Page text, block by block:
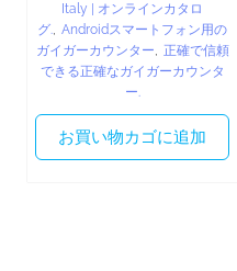
Italy | オンラインカタロ
グ., Androidスマートフォン用の
ガイガーカウンター, 正確で信頼
できる正確なガイガーカウンタ
ー.
お買い物カゴに追加